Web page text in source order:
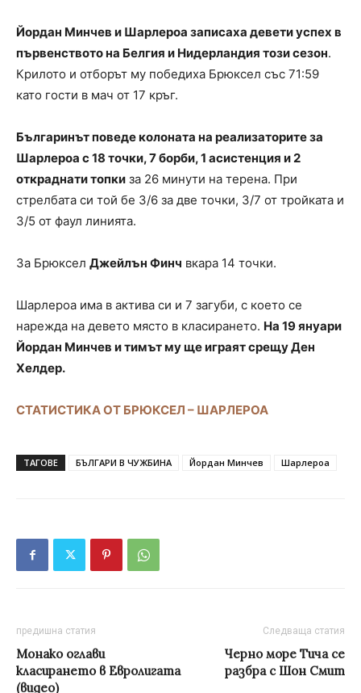
Йордан Минчев и Шарлероа записаха девети успех в
първенството на Белгия и Нидерландия този сезон.
Крилото и отборът му победиха Брюксел със 71:59
като гости в мач от 17 кръг.
Българинът поведе колоната на реализаторите за
Шарлероа с 18 точки, 7 борби, 1 асистенция и 2
откраднати топки за 26 минути на терена. При
стрелбата си той бе 3/6 за две точки, 3/7 от тройката и
3/5 от фаул линията.
За Брюксел Джейлън Финч вкара 14 точки.
Шарлероа има в актива си и 7 загуби, с което се
нарежда на девето място в класирането. На 19 януари
Йордан Минчев и тимът му ще играят срещу Ден
Хелдер.
СТАТИСТИКА ОТ БРЮКСЕЛ – ШАРЛЕРОА
ТАГОВЕ БЪЛГАРИ В ЧУЖБИНА Йордан Минчев Шарлероа
предишна статия
Монако оглави
класирането в Евролигата
(видео)
Следваща статия
Черно море Тича се
разбра с Шон Смит